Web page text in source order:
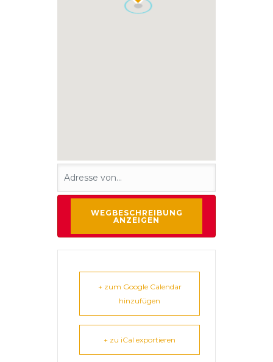
+ zum Google Calendar
hinzufügen
+ zu iCal exportieren